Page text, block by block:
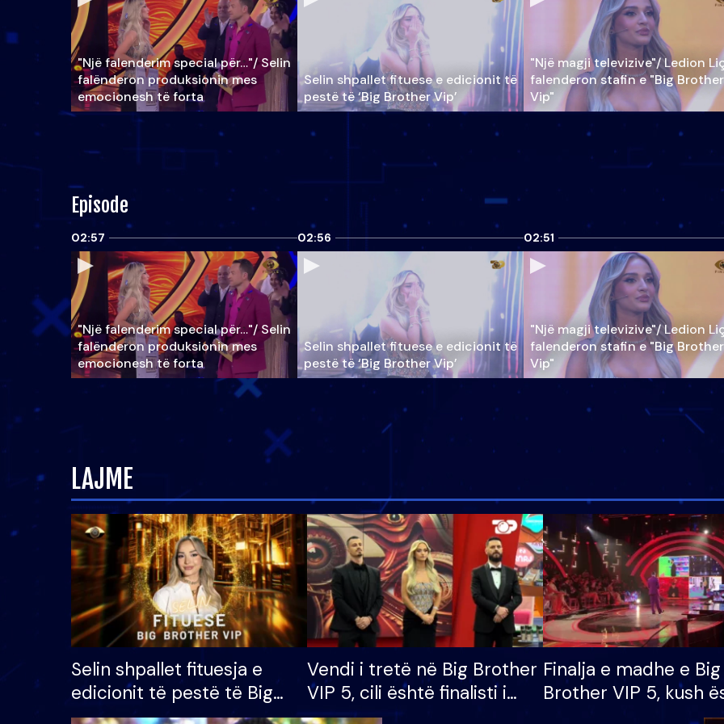
"Një falenderim special për…"/ Selin
falënderon produksionin mes
emocionesh të forta
Selin shpallet fituese e edicionit të
pestë të ‘Big Brother Vip’
"Një magji televizive"/ Ledion
falenderon stafin e "Big Brother
Vip"
Episode
02:57
"Një falenderim special për…"/ Selin
falënderon produksionin mes
emocionesh të forta
02:56
Selin shpallet fituese e edicionit të
pestë të ‘Big Brother Vip’
02:51
"Një magji televizive"/ Ledion
falenderon stafin e "Big Brother
Vip"
LAJME
Selin shpallet fituesja e
edicionit të pestë të Big
Brother VIP, rrëmben
Vendi i tretë në Big Brother
VIP 5, cili është finalisti i
radhës që lë shtëpinë
Finalja e madhe e Big
Brother VIP 5, kush
banori i parë që lë